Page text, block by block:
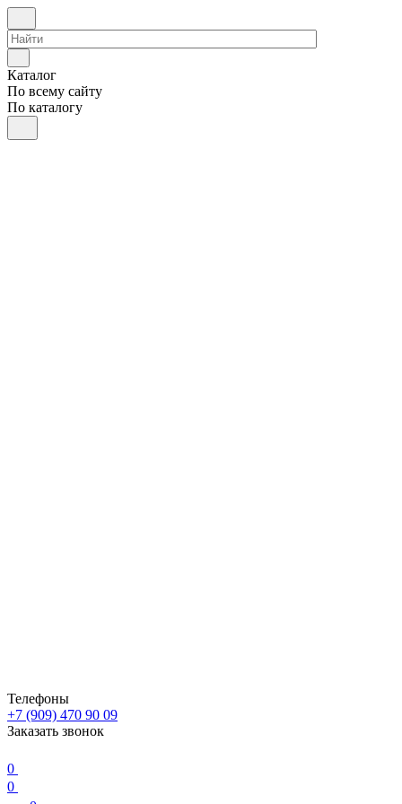
Каталог
По всему сайту
По каталогу
Телефоны
+7 (909) 470 90 09
Заказать звонок
0
0